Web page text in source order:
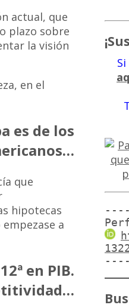
actual, que
plazo sobre
la visión
en el
es de los
que
hipotecas
a
en PIB.
----
----